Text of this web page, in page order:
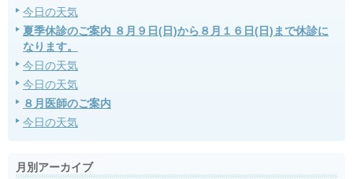
今日の天気
夏季休診のご案内 ８月９日(日)から８月１６日(日)まで休診に
なります。
今日の天気
今日の天気
８月医師のご案内
今日の天気
月別アーカイブ